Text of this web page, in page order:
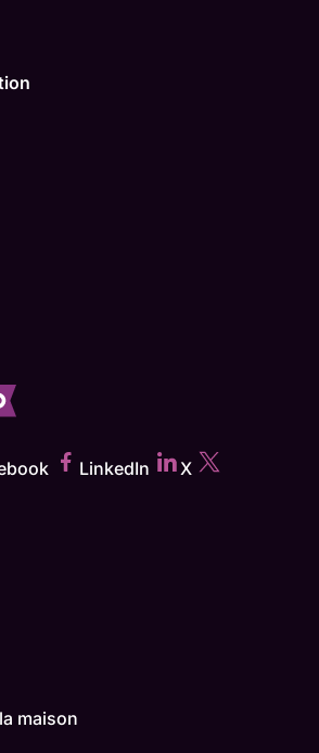
LinkedIn X
maison